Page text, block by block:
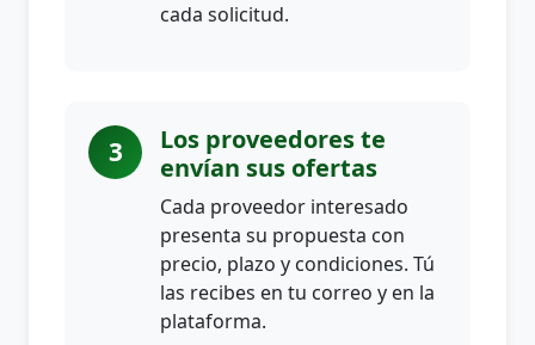
cada solicitud.
3
Los proveedores te
envían sus ofertas
Cada proveedor interesado
presenta su propuesta con
precio, plazo y condiciones. Tú
las recibes en tu correo y en la
plataforma.